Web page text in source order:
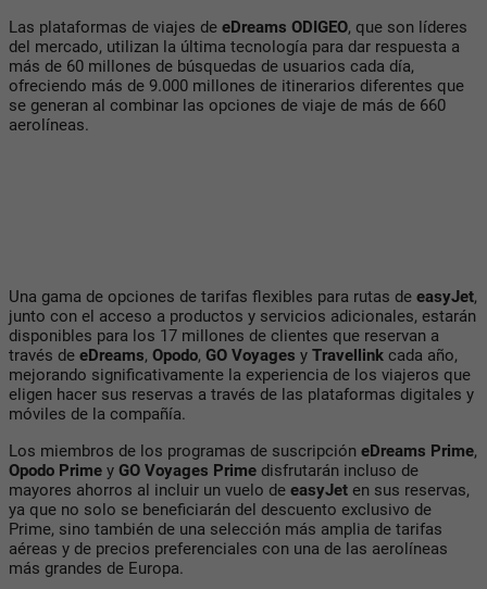
Las plataformas de viajes de eDreams ODIGEO, que son líderes
del mercado, utilizan la última tecnología para dar respuesta a
más de 60 millones de búsquedas de usuarios cada día,
ofreciendo más de 9.000 millones de itinerarios diferentes que
se generan al combinar las opciones de viaje de más de 660
aerolíneas.
Una gama de opciones de tarifas flexibles para rutas de easyJet,
junto con el acceso a productos y servicios adicionales, estarán
disponibles para los 17 millones de clientes que reservan a
través de eDreams, Opodo, GO Voyages y Travellink cada año,
mejorando significativamente la experiencia de los viajeros que
eligen hacer sus reservas a través de las plataformas digitales y
móviles de la compañía.
Los miembros de los programas de suscripción eDreams Prime,
Opodo Prime y GO Voyages Prime disfrutarán incluso de
mayores ahorros al incluir un vuelo de easyJet en sus reservas,
ya que no solo se beneficiarán del descuento exclusivo de
Prime, sino también de una selección más amplia de tarifas
aéreas y de precios preferenciales con una de las aerolíneas
más grandes de Europa.